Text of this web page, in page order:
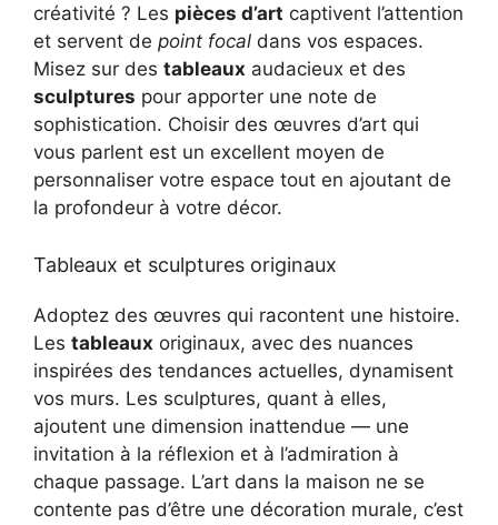
créativité ? Les pièces d’art captivent l’attention
et servent de point focal dans vos espaces.
Misez sur des tableaux audacieux et des
sculptures pour apporter une note de
sophistication. Choisir des œuvres d’art qui
vous parlent est un excellent moyen de
personnaliser votre espace tout en ajoutant de
la profondeur à votre décor.
Tableaux et sculptures originaux
Adoptez des œuvres qui racontent une histoire.
Les tableaux originaux, avec des nuances
inspirées des tendances actuelles, dynamisent
vos murs. Les sculptures, quant à elles,
ajoutent une dimension inattendue — une
invitation à la réflexion et à l’admiration à
chaque passage. L’art dans la maison ne se
contente pas d’être une décoration murale, c’est